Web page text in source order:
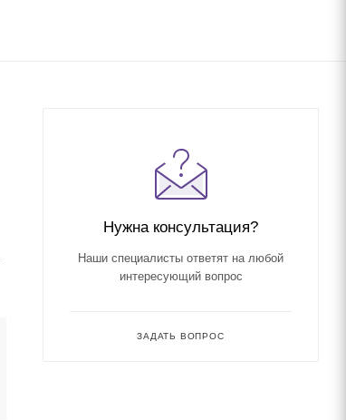
Нужна консультация?
Наши специалисты ответят на любой
интересующий вопрос
ЗАДАТЬ ВОПРОС